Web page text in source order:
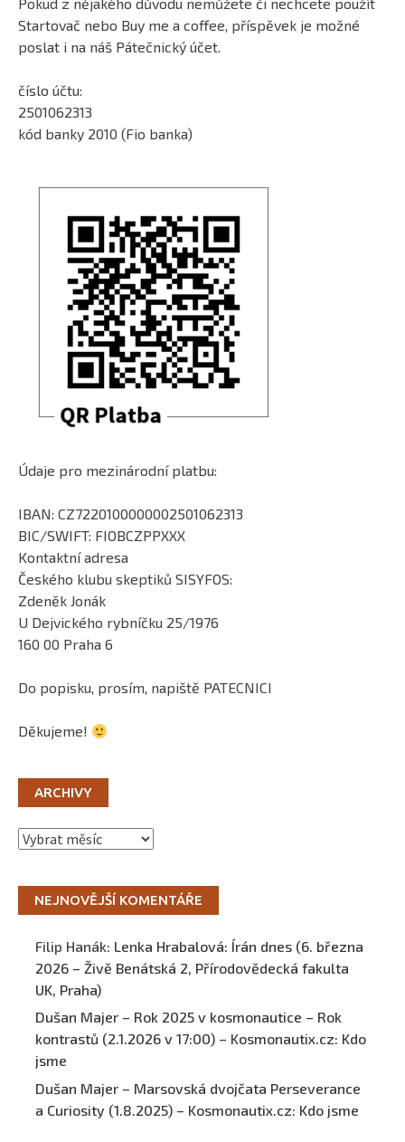
Startovač nebo Buy me a coffee, příspěvek je možné
poslat i na náš Pátečnický účet.
číslo účtu:
2501062313
kód banky 2010 (Fio banka)
Údaje pro mezinárodní platbu:
IBAN: CZ7220100000002501062313
BIC/SWIFT: FIOBCZPPXXX
Kontaktní adresa
Českého klubu skeptiků SISYFOS:
Zdeněk Jonák
U Dejvického rybníčku 25/1976
160 00 Praha 6
Do popisku, prosím, napiště PATECNICI
Děkujeme!
ARCHIVY
Archivy
NEJNOVĚJŠÍ KOMENTÁŘE
Filip Hanák: Lenka Hrabalová: Írán dnes (6. března
2026 – Živě Benátská 2, Přírodovědecká fakulta
UK, Praha)
Dušan Majer – Rok 2025 v kosmonautice – Rok
kontrastů (2.1.2026 v 17:00) – Kosmonautix.cz: Kdo
jsme
Dušan Majer – Marsovská dvojčata Perseverance
a Curiosity (1.8.2025) – Kosmonautix.cz: Kdo jsme